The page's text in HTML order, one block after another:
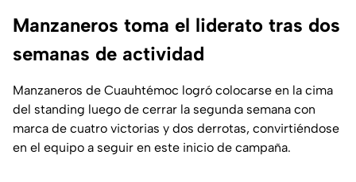
Manzaneros toma el liderato tras dos
semanas de actividad
Manzaneros de Cuauhtémoc logró colocarse en la cima
del standing luego de cerrar la segunda semana con
marca de cuatro victorias y dos derrotas, convirtiéndose
en el equipo a seguir en este inicio de campaña.